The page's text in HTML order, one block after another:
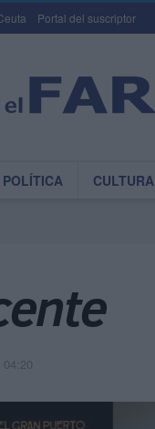
Portal del suscriptor
POLÍTICA CULTURA